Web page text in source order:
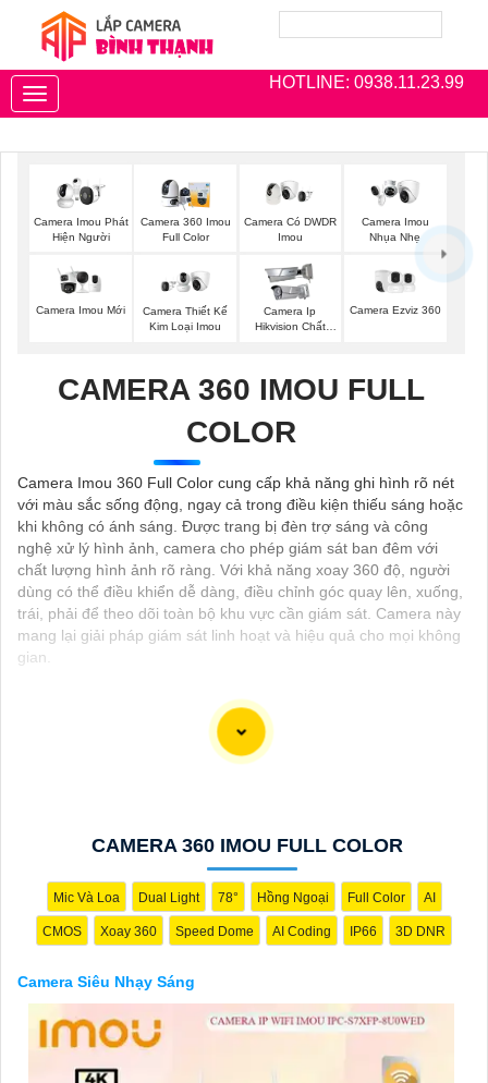
HOTLINE: 0938.11.23.99
Toggle
navigation
Camera Imou Phát
Hiện Người
Camera 360 Imou
Full Color
Camera Có DWDR
Imou
Camera Imou
Nhụa Nhẹ
Camera Imou Mới
Camera Thiết Kế
Kim Loại Imou
Camera Ip
Hikvision Chất
Camera Ezviz 360
CAMERA 360 IMOU FULL
COLOR
Camera Imou 360 Full Color cung cấp khả năng ghi hình rõ nét
với màu sắc sống động, ngay cả trong điều kiện thiếu sáng hoặc
khi không có ánh sáng. Được trang bị đèn trợ sáng và công
nghệ xử lý hình ảnh, camera cho phép giám sát ban đêm với
chất lượng hình ảnh rõ ràng. Với khả năng xoay 360 độ, người
dùng có thể điều khiển dễ dàng, điều chỉnh góc quay lên, xuống,
trái, phải để theo dõi toàn bộ khu vực cần giám sát. Camera này
mang lại giải pháp giám sát linh hoạt và hiệu quả cho mọi không
gian.
Camera Siêu Nhạy Sáng là một giải pháp lý tưởng cho việc giám
và ghi lại mọi diễn biến một cách chi tiết và chính xác.
Camera Siêu Nhạy Sáng là một lựa chọn phù hợp cho việc giám
sát an ninh trong các khu vực yêu cầu sự rõ ràng chi tiết trong
hình ảnh vào điều kiện ánh sáng yếu. Hãy đầu tư vào cameđể
CAMERA 360 IMOU FULL COLOR
Mic Và Loa Dual Light 78° Hồng Ngoại Full Color AI
CMOS Xoay 360 Speed Dome AI Coding IP66 3D DNR
Camera Siêu Nhạy Sáng